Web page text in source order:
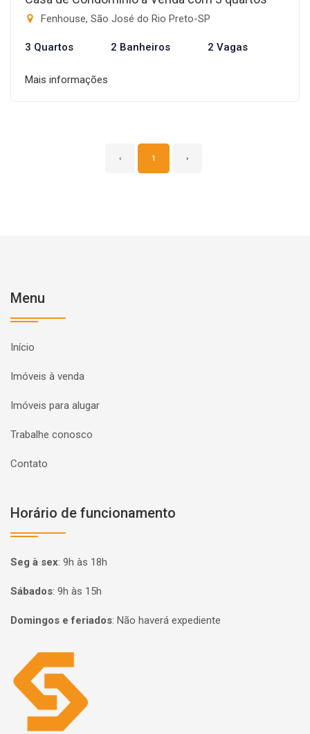
Fenhouse, São José do Rio Preto-SP
3 Quartos 2 Banheiros 2 Vagas
Mais informações
‹ 1 ›
Menu
Início
Imóveis à venda
Imóveis para alugar
Trabalhe conosco
Contato
Horário de funcionamento
Seg à sex: 9h às 18h
Sábados: 9h às 15h
Domingos e feriados: Não haverá expediente
Página inicial